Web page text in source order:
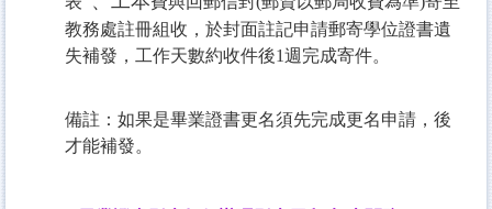
教務處註冊組收，於封面註記申請郵寄學位證書遺
失補發，工作天數約收件後1週完成寄件。
備註：如果是畢業證書更名須先完成更名申請，後
才能補發。